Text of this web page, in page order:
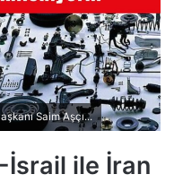
Saim Aşçı...
İsrail ile İran